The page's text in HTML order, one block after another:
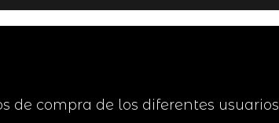
de compra de los diferentes usuarios